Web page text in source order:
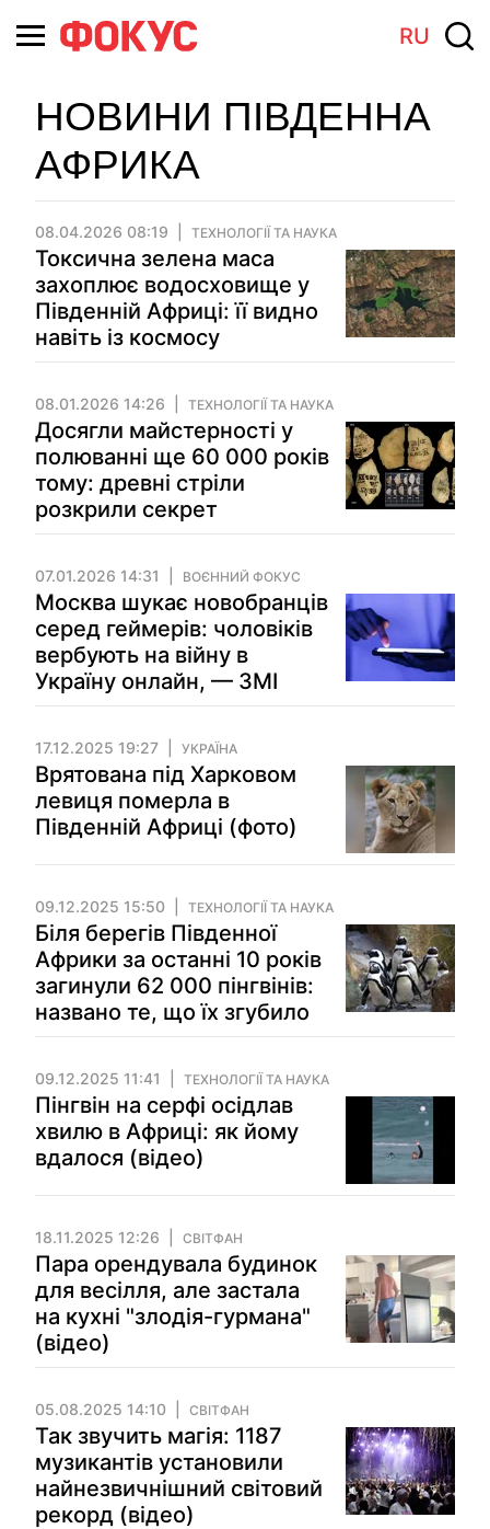
RU
НОВИНИ ПІВДЕННА
АФРИКА
08.04.2026 08:19 ТЕХНОЛОГІЇ ТА НАУКА
Токсична зелена маса
захоплює водосховище у
Південній Африці: її видно
навіть із космосу
08.01.2026 14:26 ТЕХНОЛОГІЇ ТА НАУКА
Досягли майстерності у
полюванні ще 60 000 років
тому: древні стріли
розкрили секрет
07.01.2026 14:31 ВОЄННИЙ ФОКУС
Москва шукає новобранців
серед геймерів: чоловіків
вербують на війну в
Україну онлайн, — ЗМІ
17.12.2025 19:27 УКРАЇНА
Врятована під Харковом
левиця померла в
Південній Африці (фото)
09.12.2025 15:50 ТЕХНОЛОГІЇ ТА НАУКА
Біля берегів Південної
Африки за останні 10 років
загинули 62 000 пінгвінів:
названо те, що їх згубило
09.12.2025 11:41 ТЕХНОЛОГІЇ ТА НАУКА
Пінгвін на серфі осідлав
хвилю в Африці: як йому
вдалося (відео)
18.11.2025 12:26 СВІТФАН
Пара орендувала будинок
для весілля, але застала
на кухні "злодія-гурмана"
(відео)
05.08.2025 14:10 СВІТФАН
Так звучить магія: 1187
музикантів установили
найнезвичнішний світовий
рекорд (відео)